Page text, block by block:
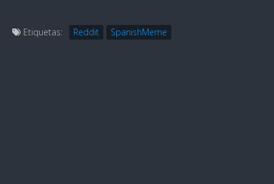
Etiquetas: Reddit SpanishMeme